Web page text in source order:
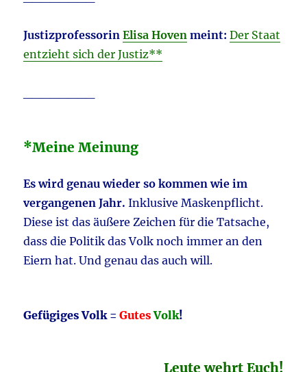
JustizprofessorinElisa Hoven meint: Der Staat
entzieht sich der Justiz**
*Meine Meinung
Es wird genau wieder so kommen wie im
vergangenen Jahr. Inklusive Maskenpflicht.
Diese ist das äußere Zeichen für die Tatsache,
dass die Politik das Volk noch immer an den
Eiern hat. Und genau das auch will.
Gefügiges Volk =Gutes Volk!
Leute wehrt Euch!